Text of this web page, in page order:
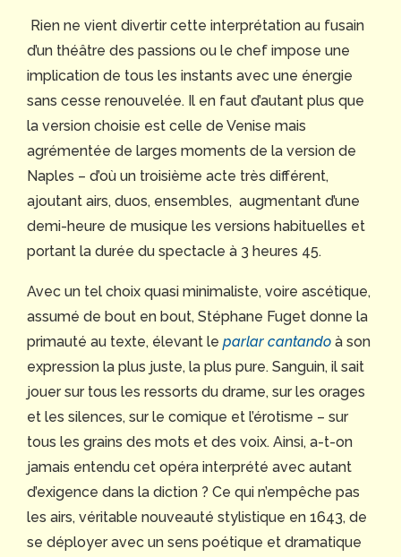
Rien ne vient divertir cette interprétation au fusain
d’un théâtre des passions ou le chef impose une
implication de tous les instants avec une énergie
sans cesse renouvelée. Il en faut d’autant plus que
la version choisie est celle de Venise mais
agrémentée de larges moments de la version de
Naples – d’où un troisième acte très différent,
ajoutant airs, duos, ensembles, augmentant d’une
demi-heure de musique les versions habituelles et
portant la durée du spectacle à 3 heures 45.
Avec un tel choix quasi minimaliste, voire ascétique,
assumé de bout en bout, Stéphane Fuget donne la
primauté au texte, élevant le parlar cantando à son
expression la plus juste, la plus pure. Sanguin, il sait
jouer sur tous les ressorts du drame, sur les orages
et les silences, sur le comique et l’érotisme – sur
tous les grains des mots et des voix. Ainsi, a-t-on
jamais entendu cet opéra interprété avec autant
d’exigence dans la diction ? Ce qui n’empêche pas
les airs, véritable nouveauté stylistique en 1643, de
se déployer avec un sens poétique et dramatique